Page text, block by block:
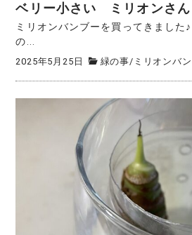
ベリー小さい ミリオンさん
ミリオンバンブーを買ってきました
の...
2025年5月25日 緑の事/ ミリオンバ